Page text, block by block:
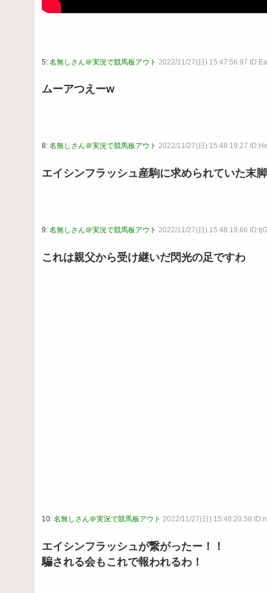
5: 名無しさん＠実況で競馬板アウト 2022/11/27(日) 15:47:56.97
ムーアつえーw
8: 名無しさん＠実況で競馬板アウト 2022/11/27(日) 15:48:19.27
エイシンフラッシュ産駒に求められていた末
9: 名無しさん＠実況で競馬板アウト 2022/11/27(日) 15:48:19.66
これは親父から受け継いだ閃光の足ですわ
10: 名無しさん＠実況で競馬板アウト 2022/11/27(日) 15:48:20.58
エイシンフラッシュが繋がったー！！
騙される会もこれで報われるわ！